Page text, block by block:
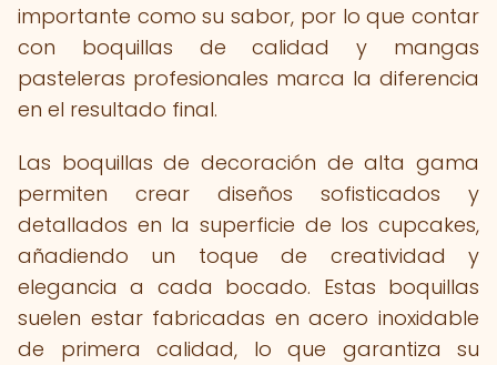
importante como su sabor, por lo que contar
con boquillas de calidad y mangas
pasteleras profesionales marca la diferencia
en el resultado final.
Las boquillas de decoración de alta gama
permiten crear diseños sofisticados y
detallados en la superficie de los cupcakes,
añadiendo un toque de creatividad y
elegancia a cada bocado. Estas boquillas
suelen estar fabricadas en acero inoxidable
de primera calidad, lo que garantiza su